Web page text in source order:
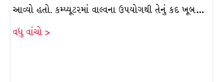
આવ્યો હતો. કમ્પ્યૂટરમાં વાલ્વના ઉપયોગથી તેનું કદ ખૂબ…
વધુ વાંચો >